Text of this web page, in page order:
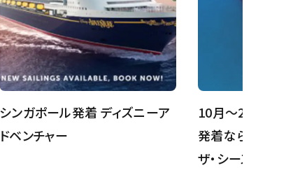
シンガポール発着 ディズニーア
ドベンチャー
10月～27年2月
発着なら、ナビゲ
ザ・シーズ！